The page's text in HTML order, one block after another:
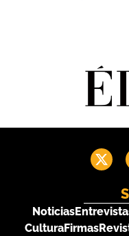
Noticias
CulturaFirmas